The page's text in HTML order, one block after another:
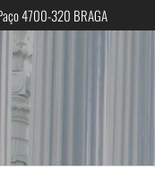
4700-320 BRAGA